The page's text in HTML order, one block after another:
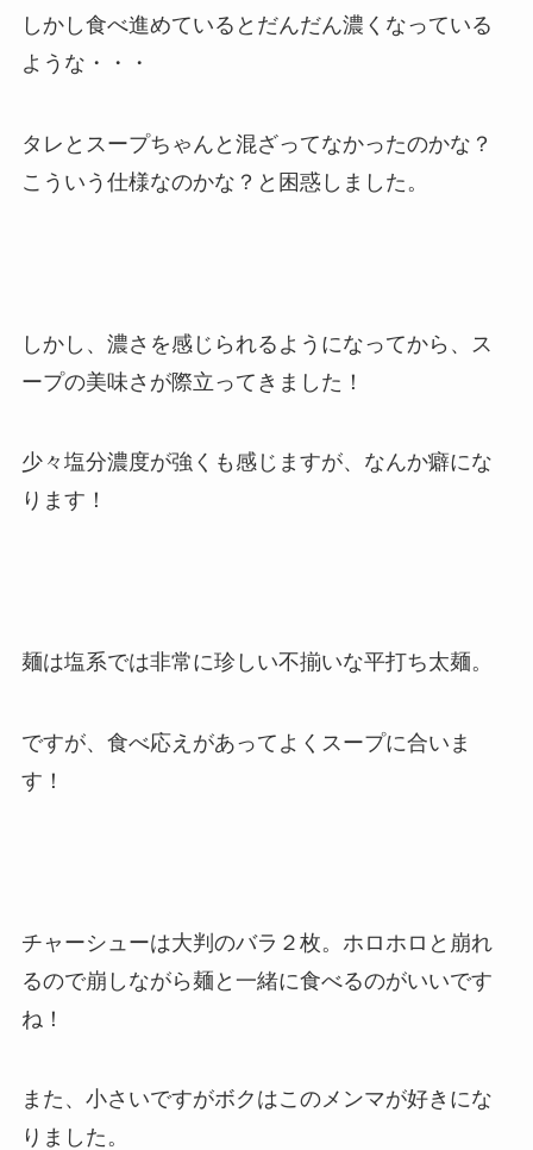
しかし食べ進めているとだんだん濃くなっている
ような・・・
タレとスープちゃんと混ざってなかったのかな？
こういう仕様なのかな？と困惑しました。
しかし、濃さを感じられるようになってから、ス
ープの美味さが際立ってきました！
少々塩分濃度が強くも感じますが、なんか癖にな
ります！
麺は塩系では非常に珍しい不揃いな平打ち太麺。
ですが、食べ応えがあってよくスープに合いま
す！
チャーシューは大判のバラ２枚。ホロホロと崩れ
るので崩しながら麺と一緒に食べるのがいいです
ね！
また、小さいですがボクはこのメンマが好きにな
りました。